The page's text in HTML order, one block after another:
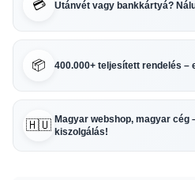
💳 Utánvét vagy bankkártyá?
📦 400.000+ teljesített rendelés –
🇭🇺 Magyar webshop, magyar cég
kiszolgálás!